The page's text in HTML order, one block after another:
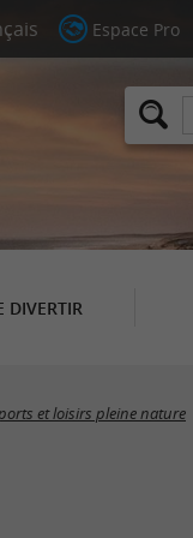
Espace Pro
DIVERTIR
et loisirs pleine nature